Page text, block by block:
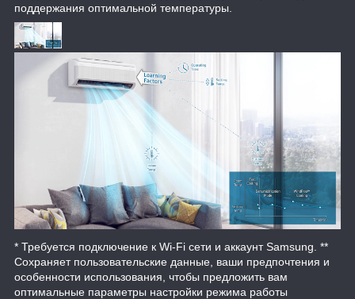
поддержания оптимальной температуры.
* Требуется подключение к Wi-Fi сети и аккаунт Samsung. **
Сохраняет пользовательские данные, ваши предпочтения и
особенности использования, чтобы предложить вам
оптимальные параметры настройки режима работы